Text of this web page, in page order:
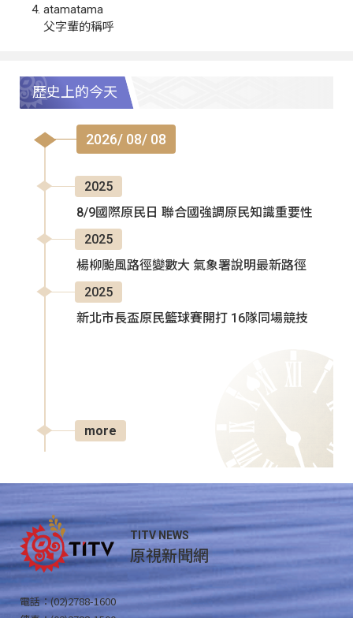
atamatama
父字輩的稱呼
歷史上的今天
2026/ 08/ 08
2025
8/9國際原民日 聯合國強調原民知識重要性
2025
楊柳颱風路徑變數大 氣象署說明最新路徑
2025
新北市長盃原民籃球賽開打 16隊同場競技
more
TITV NEWS
原視新聞網
電話：(02)2788-1600